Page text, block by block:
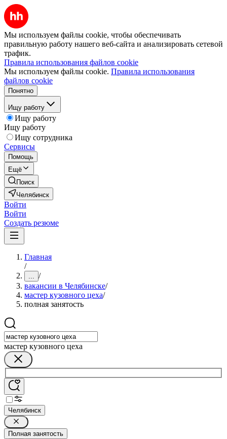
Мы используем файлы cookie, чтобы обеспечивать
правильную работу нашего веб-сайта и анализировать сетевой
трафик.
Правила использования файлов cookie
Мы используем файлы cookie. Правила использования
файлов cookie
Понятно
Ищу работу
Ищу работу
Ищу работу
Ищу сотрудника
Сервисы
Помощь
Ещё
Поиск
Челябинск
Войти
Войти
Создать резюме
Главная
/
... /
вакансии в Челябинске/
мастер кузовного цеха/
полная занятость
мастер кузовного цеха
Челябинск
Полная занятость